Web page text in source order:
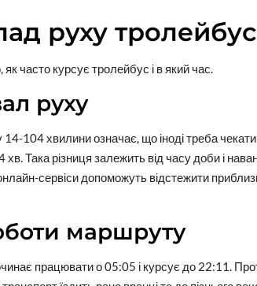
руху
як часто курсує тролейбус і в який час.
руху
14-104 хвилини означає, що іноді треба
хв. Така різниця залежить від часу доби і
сервіси допоможуть відстежити
маршруту
працювати о 05:05 і курсує до 22:11.